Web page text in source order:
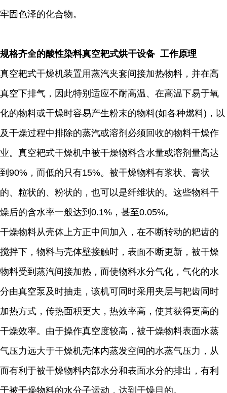
牢固色泽的化合物。
规格齐全的酸性染料真空耙式烘干设备 工作原理
真空耙式干燥机装置用蒸汽夹套间接加热物料，并在高
真空下排气，因此特别适应不耐高温、在高温下易于氧
化的物料或干燥时容易产生粉末的物料(如各种燃料)，以
及干燥过程中排除的蒸汽或溶剂必须回收的物料干燥作
业。真空耙式干燥机中被干燥物料含水量或溶剂量高达
到90%，而低的只有15%。被干燥物料有浆状、膏状
的、粒状的、粉状的，也可以是纤维状的。这些物料干
燥后的含水率一般达到0.1%，甚至0.05%。
干燥物料从壳体上方正中间加入，在不断转动的耙齿的
搅拌下，物料与壳体壁接触时，表面不断更新，被干燥
物料受到蒸汽间接加热，而使物料水分气化，气化的水
分由真空泵及时抽走，该机可同时采用夹层与耙齿同时
加热方式，传热面积更大，热效率高，使其获得更高的
干燥效率。由于操作真空度较高，被干燥物料表面水蒸
气压力远大于干燥机壳体内蒸发空间的水蒸气压力，从
而有利于被干燥物料内部水分和表面水分的排出，有利
于被干燥物料的水分子运动，达到干燥目的。